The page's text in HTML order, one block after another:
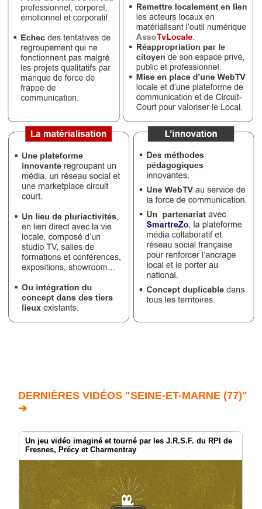
DERNIÈRES VIDÉOS "SEINE-ET-MARNE (77)"
➔
Un jeu vidéo imaginé et tourné par les J.R.S.F. du RPI de
Fresnes, Précy et Charmentray